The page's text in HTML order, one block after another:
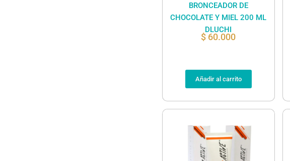
BRONCEADOR DE
CHOCOLATE Y MIEL 200 ML
DLUCHI
$ 60.000
Añadir al carrito